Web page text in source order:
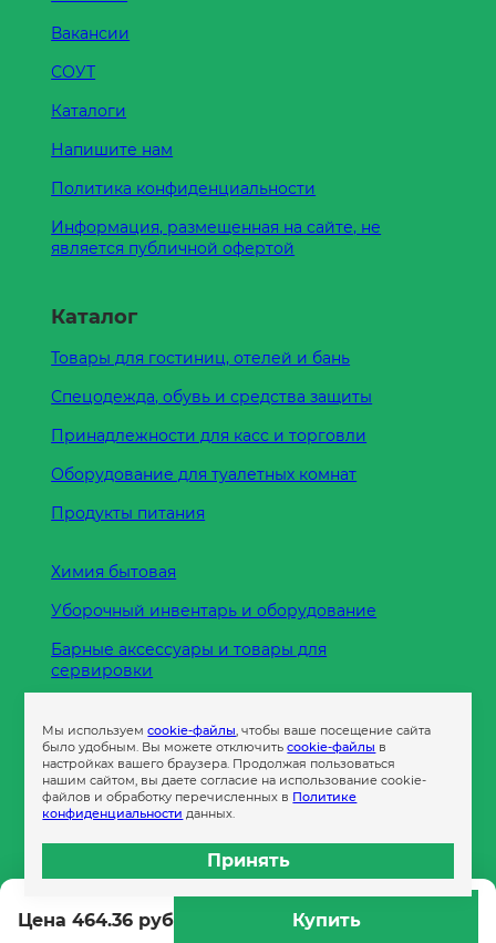
Цена 464.36 руб Купить
Вакансии
СОУТ
Каталоги
Напишите нам
Политика конфиденциальности
Информация, размещенная на сайте, не
является публичной офертой
Каталог
Товары для гостиниц, отелей и бань
Спецодежда, обувь и средства защиты
Принадлежности для касс и торговли
Оборудование для туалетных комнат
Продукты питания
Химия бытовая
Уборочный инвентарь и оборудование
Барные аксессуары и товары для
сервировки
Пленка
Пакеты и сумки
Контейнеры
Бумага офисная
Гигиеническая продукция
Мы используемcookie-файлы, чтобы ваше посещение сайта
было удобным. Вы можете отключитьcookie-файлы в
настройках вашего браузера. Продолжая пользоваться
нашим сайтом, вы даете согласие на использование cookie-
файлов и обработку перечисленных в Политике
конфиденциальности данных.
Принять